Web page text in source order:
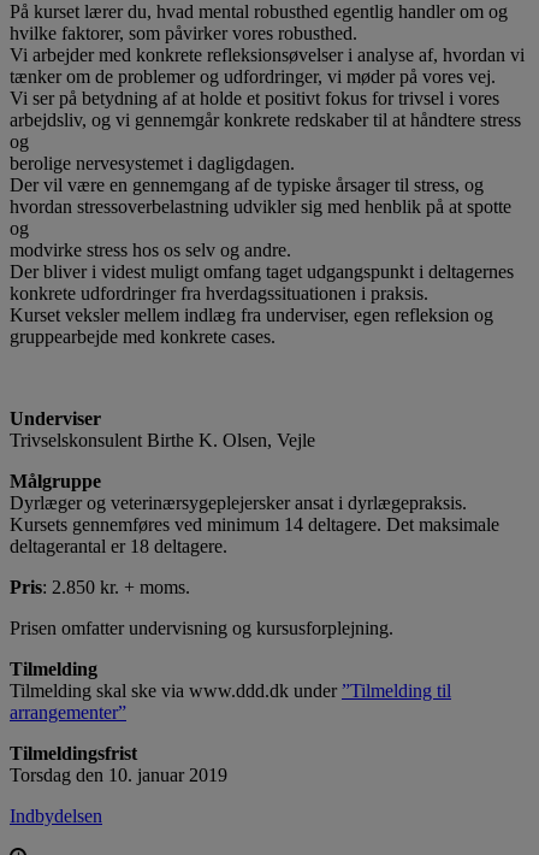
På kurset lærer du, hvad mental robusthed egentlig handler om og
hvilke faktorer, som påvirker vores robusthed.
Vi arbejder med konkrete refleksionsøvelser i analyse af, hvordan vi
tænker om de problemer og udfordringer, vi møder på vores vej.
Vi ser på betydning af at holde et positivt fokus for trivsel i vores
arbejdsliv, og vi gennemgår konkrete redskaber til at håndtere stress
og
berolige nervesystemet i dagligdagen.
Der vil være en gennemgang af de typiske årsager til stress, og
hvordan stressoverbelastning udvikler sig med henblik på at spotte
og
modvirke stress hos os selv og andre.
Der bliver i videst muligt omfang taget udgangspunkt i deltagernes
konkrete udfordringer fra hverdagssituationen i praksis.
Kurset veksler mellem indlæg fra underviser, egen refleksion og
gruppearbejde med konkrete cases.
Underviser
Trivselskonsulent Birthe K. Olsen, Vejle
Målgruppe
Dyrlæger og veterinærsygeplejersker ansat i dyrlægepraksis.
Kursets gennemføres ved minimum 14 deltagere. Det maksimale
deltagerantal er 18 deltagere.
Pris: 2.850 kr. + moms.
Prisen omfatter undervisning og kursusforplejning.
Tilmelding
Tilmelding skal ske via www.ddd.dk under ”Tilmelding til
arrangementer”
Tilmeldingsfrist
Torsdag den 10. januar 2019
Indbydelsen